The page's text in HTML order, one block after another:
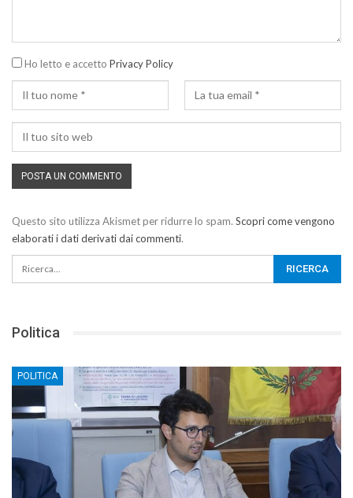
Ho letto e accetto Privacy Policy
Questo sito utilizza Akismet per ridurre lo spam. Scopri come vengono
elaborati i dati derivati dai commenti.
Politica
POLITICA